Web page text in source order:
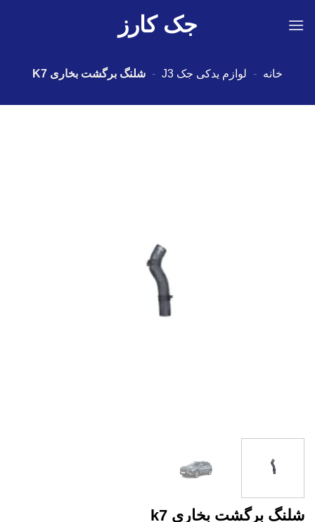
جک کارز
خانه - لوازم یدکی جک J3 - شلنگ برگشت بخاری K7
شلنگ برگشت بخاری k7